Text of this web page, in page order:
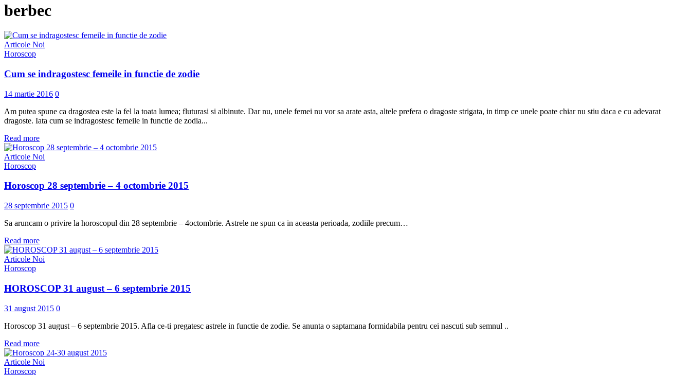
berbec
Articole Noi
Horoscop
Cum se indragostesc femeile in functie de zodie
14 martie 2016 0
Am putea spune ca dragostea este la fel la toata lumea; fluturasi si albinute. Dar nu, unele femei nu vor sa arate asta, altele prefera o dragoste strigata, in timp ce unele poate chiar nu stiu daca e cu adevarat
dragoste. Iata cum se indragostesc femeile in functie de zodia...
Read more
Articole Noi
Horoscop
Horoscop 28 septembrie – 4 octombrie 2015
28 septembrie 2015 0
Sa aruncam o privire la horoscopul din 28 septembrie – 4octombrie. Astrele ne spun ca in aceasta perioada, zodiile precum…
Read more
Articole Noi
Horoscop
HOROSCOP 31 august – 6 septembrie 2015
31 august 2015 0
Horoscop 31 august – 6 septembrie 2015. Afla ce-ti pregatesc astrele in functie de zodie. Se anunta o saptamana formidabila pentru cei nascuti sub semnul ..
Read more
Articole Noi
Horoscop